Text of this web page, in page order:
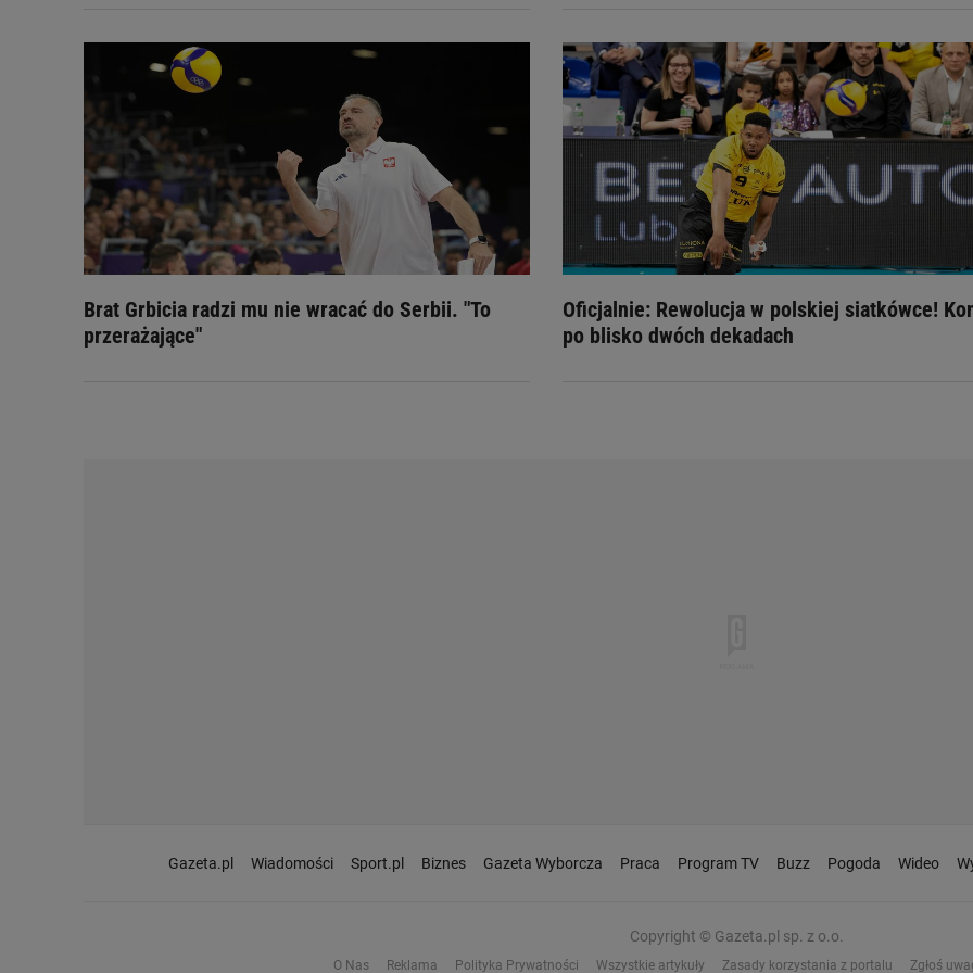
Brat Grbicia radzi mu nie wracać do Serbii. "To
przerażające"
Oficjalnie: Rewolucja w polskiej siatkówce!
po blisko dwóch dekadach
Gazeta.pl Wiadomości Sport.pl Biznes Gazeta Wyborcza Praca Program TV Buzz Pogoda Wideo
Copyright © Gazeta.pl sp. z o.o.
O Nas Reklama Polityka Prywatności Wszystkie artykuły Zasady korzystania z portalu Zgłoś